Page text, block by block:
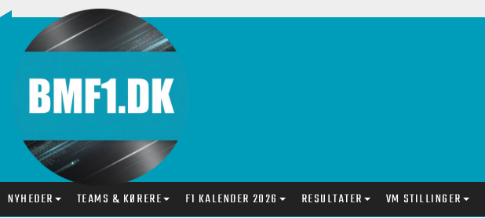
NYHEDER TEAMS & KØRERE F1 KALENDER 2026 RESULTATER VM STILLINGER